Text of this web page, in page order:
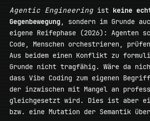
Agentic Engineeringist keine
Gegenbewegung , sondern im Grunde
eigene Reifephase (2026): Agenten
Code, Menschen orchestrieren,
Aus beidem einen Konflikt zu
Grunde nicht tragfähig. Wäre da
dass Vibe Coding zum eigenen
der inzwischen mit Mangel an
gleichgesetzt wird. Dies ist aber
bzw. eine Mutation der Semantik